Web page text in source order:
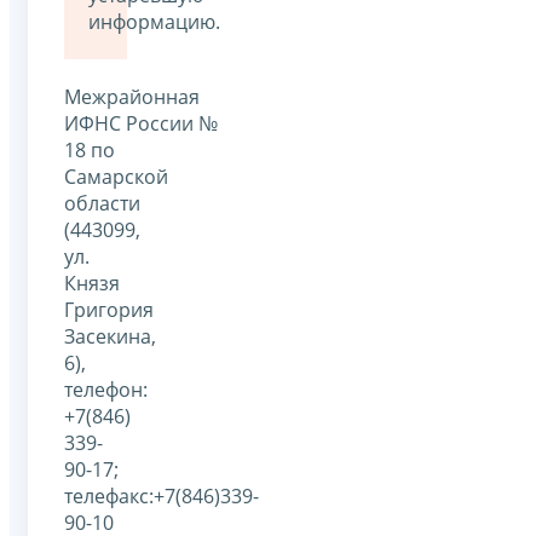
информацию.
Межрайонная
ИФНС России №
18 по
Самарской
области
(443099,
ул.
Князя
Григория
Засекина,
6),
телефон:
+7(846)
339-
90-17;
телефакс:+7(846)339-
90-10